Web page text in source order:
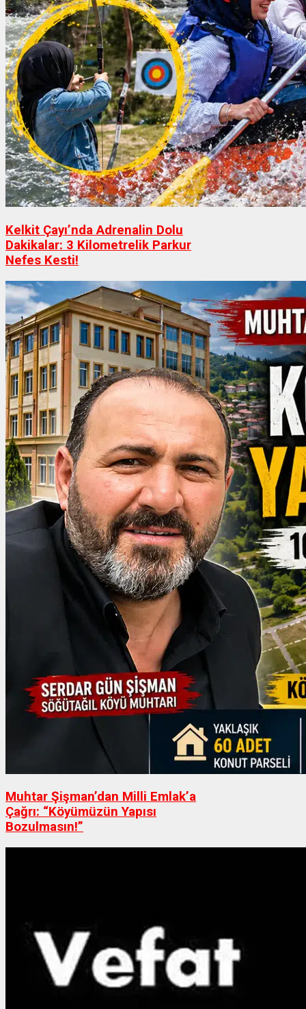
Kelkit Çayı’nda Adrenalin Dolu
Dakikalar: 3 Kilometrelik Parkur
Nefes Kesti!
Muhtar Şişman’dan Milli Emlak’a
Çağrı: “Köyümüzün Yapısı
Bozulmasın!”